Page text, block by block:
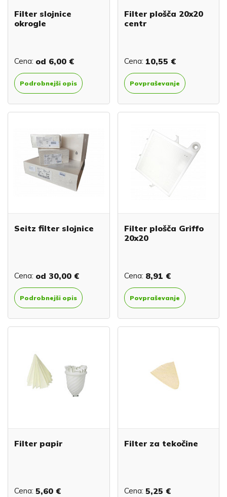
Filter slojnice
okrogle
Cena: od 6,00 €
Podrobnejši opis
Filter plošča 20x20
centr
Cena: 10,55 €
Povpraševanje
Seitz filter slojnice
Cena: od 30,00 €
Podrobnejši opis
Filter plošča Griffo
20x20
Cena: 8,91 €
Povpraševanje
Filter papir
Cena: 5,60 €
Filter za tekočine
Cena: 5,25 €